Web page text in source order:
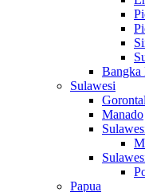
Bangka
Sulawesi
Manado
Papua